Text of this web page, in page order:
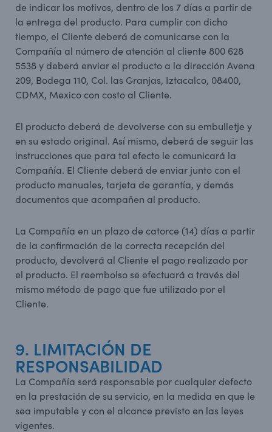
de indicar los motivos, dentro de los 7 días a partir de
la entrega del producto. Para cumplir con dicho
tiempo, el Cliente deberá de comunicarse con la
Compañía al número de atención al cliente 800 628
5538 y deberá enviar el producto a la dirección Avena
209, Bodega 110, Col. las Granjas, Iztacalco, 08400,
CDMX, Mexico con costo al Cliente.
El producto deberá de devolverse con su embulletje y
en su estado original. Así mismo, deberá de seguir las
instrucciones que para tal efecto le comunicará la
Compañía. El Cliente deberá de enviar junto con el
producto manuales, tarjeta de garantía, y demás
documentos que acompañen al producto.
La Compañía en un plazo de catorce (14) días a partir
de la confirmación de la correcta recepción del
producto, devolverá al Cliente el pago realizado por
el producto. El reembolso se efectuará a través del
mismo método de pago que fue utilizado por el
Cliente.
9. LIMITACIÓN DE
RESPONSABILIDAD
La Compañía será responsable por cualquier defecto
en la prestación de su servicio, en la medida en que le
sea imputable y con el alcance previsto en las leyes
vigentes.